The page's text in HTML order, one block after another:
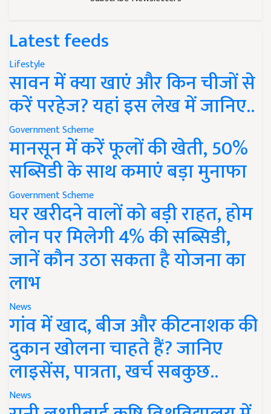
Latest feeds
Lifestyle
सावन में क्या खाएं और किन चीजों से
करें परहेज? यहां इस लेख में जानिए..
Government Scheme
मानसून में करें फूलों की खेती, 50%
सब्सिडी के साथ कमाएं बड़ा मुनाफा
Government Scheme
घर खरीदने वालों को बड़ी राहत, होम
लोन पर मिलेगी 4% की सब्सिडी,
जानें कौन उठा सकता है योजना का
लाभ
News
गांव में खाद, बीज और कीटनाशक की
दुकान खोलना चाहते हैं? जानिए
लाइसेंस, पात्रता, खर्च सबकुछ..
News